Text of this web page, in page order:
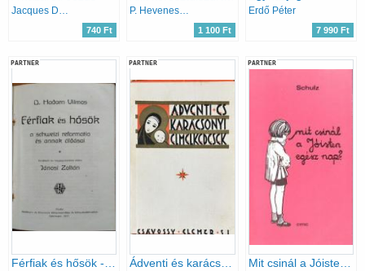
Jacques Duquesne
740 Ft
P. Hevenesi János
1 100 Ft
Erdő Péter
7 990 Ft
PARTNER PARTNER PARTNER
Mit csinál a Jóisten egész nap?